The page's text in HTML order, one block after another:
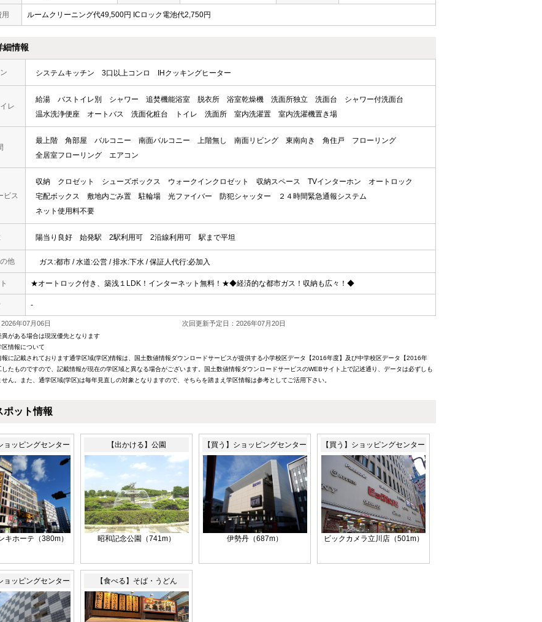
用 ルームクリーニング代49,500円 ICロック電池代2,750円
細情報
システムキッチン 3口以上コンロ IHクッキングヒーター
レ
給湯 バストイレ別 シャワー 追焚機能浴室 脱衣所 浴室乾燥機 洗面所独立 洗面台
シャワー付洗面台
温水洗浄便座
オートバス 洗面化粧台 トイレ 洗面所 室内洗濯置 室内洗濯機置き場
最上階 角部屋 バルコニー 南面バルコニー 上階無し 南面リビング 東南向き 角住戸
フローリング
全居室フローリング
エアコン
ビス
収納 クロゼット シューズボックス ウォークインクロゼット 収納スペース TVインターホン
オートロック
宅配ボックス
敷地内ごみ置 駐輪場 光ファイバー 防犯シャッター
２４時間緊急通報システム
ネット使用料不要
陽当り良好 始発駅 2駅利用可 2沿線利用可 駅まで平坦
他 ガス:都市 / 水道:公営 / 排水:下水 / 保証人代行:必加入
★オートロック付き、築浅１LDK！インターネット無料！★◆経済的な都市ガス！収納も広々！◆
-
年07月06日 次回更新予定日：2026年07月20日
がある場合は現況優先となります
情報について
報に記載されております通学区域(学区)情報は、国土数値情報ダウンロードサービスが提供する小学校区データ【2016年度】及び中学校区データ【2016年
したものですので、記載情報が現在の学区域と異なる場合がございます。国土数値情報ダウンロードサービスのWEBサイト上で記述通り、データは必ずしも
ん。また、通学区域(学区)は毎年見直しの対象となりますので、そちらを踏まえ学区情報は参考としてご活用下さい。
ポット情報
ョッピングセンター
キホーテ（380m）
【出かける】公園
昭和記念公園（741m）
【買う】ショッピングセンター
伊勢丹（687m）
【買う】ショッピングセンター
ビックカメラ立川店（501m）
ョッピングセンター 【食べる】そば・うどん